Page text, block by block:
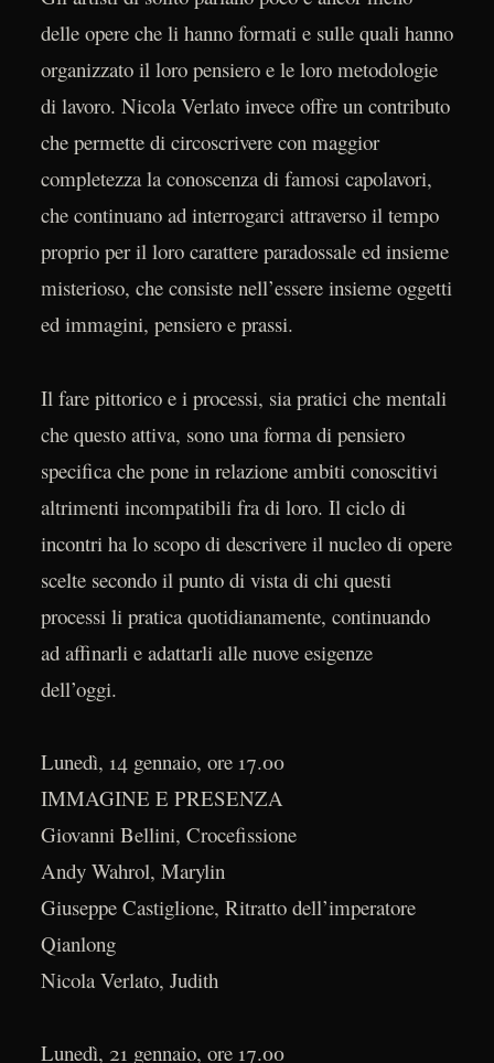
delle opere che li hanno formati e sulle quali hanno
organizzato il loro pensiero e le loro metodologie
di lavoro. Nicola Verlato invece offre un contributo
che permette di circoscrivere con maggior
completezza la conoscenza di famosi capolavori,
che continuano ad interrogarci attraverso il tempo
proprio per il loro carattere paradossale ed insieme
misterioso, che consiste nell’essere insieme oggetti
ed immagini, pensiero e prassi.
Il fare pittorico e i processi, sia pratici che mentali
che questo attiva, sono una forma di pensiero
specifica che pone in relazione ambiti conoscitivi
altrimenti incompatibili fra di loro. Il ciclo di
incontri ha lo scopo di descrivere il nucleo di opere
scelte secondo il punto di vista di chi questi
processi li pratica quotidianamente, continuando
ad affinarli e adattarli alle nuove esigenze
dell’oggi.
Lunedì, 14 gennaio, ore 17.00
IMMAGINE E PRESENZA
Giovanni Bellini, Crocefissione
Andy Wahrol, Marylin
Giuseppe Castiglione, Ritratto dell’imperatore
Qianlong
Nicola Verlato, Judith
Lunedì, 21 gennaio, ore 17.00